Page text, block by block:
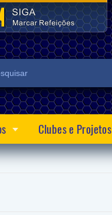
Clubes e Projetos